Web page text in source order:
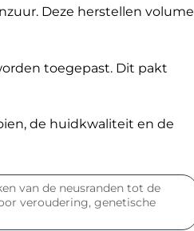
Deze herstellen volume
toegepast. Dit pakt
de huidkwaliteit en de
van de neusranden tot de
veroudering, genetische